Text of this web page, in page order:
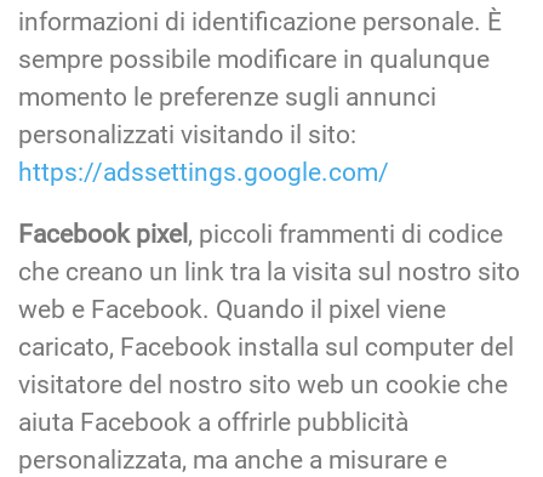
informazioni di identificazione personale. È
sempre possibile modificare in qualunque
momento le preferenze sugli annunci
personalizzati visitando il sito:
https://adssettings.google.com/
Facebook pixel , piccoli frammenti di codice
che creano un link tra la visita sul nostro sito
web e Facebook. Quando il pixel viene
caricato, Facebook installa sul computer del
visitatore del nostro sito web un cookie che
aiuta Facebook a offrirle pubblicità
personalizzata, ma anche a misurare e